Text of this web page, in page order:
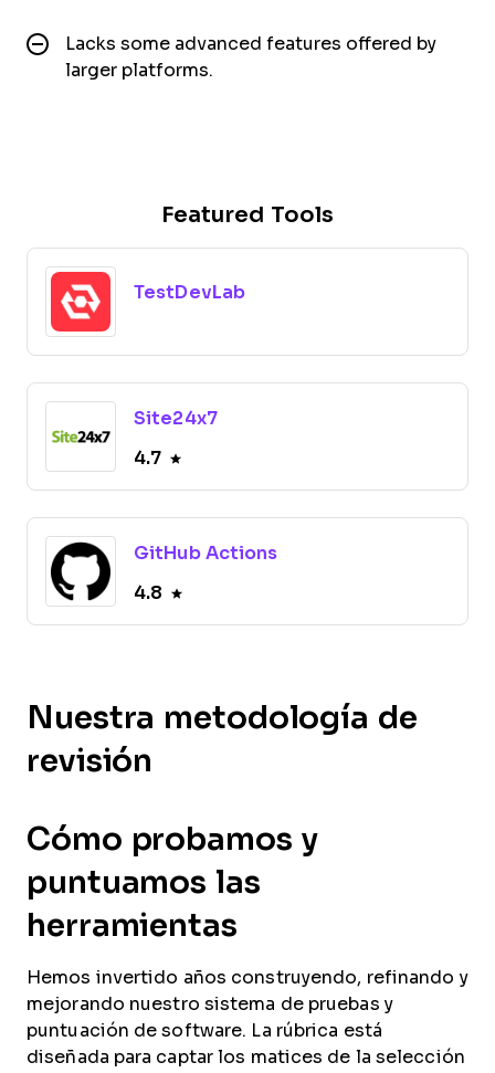
Lacks some advanced features offered by
larger platforms.
Featured Tools
TestDevLab
Site24x7
4.7
GitHub Actions
4.8
Nuestra metodología de
revisión
Cómo probamos y
puntuamos las
herramientas
Hemos invertido años construyendo, refinando y
mejorando nuestro sistema de pruebas y
puntuación de software. La rúbrica está
diseñada para captar los matices de la selección